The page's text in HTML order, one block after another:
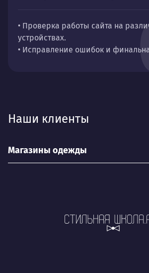
• Проверка работы сайта на
устройствах.
• Исправление ошибок и
Наши клиенты
Магазины одежды